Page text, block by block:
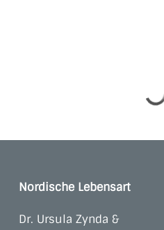
Nordische Lebensart
Dr. Ursula Zynda &